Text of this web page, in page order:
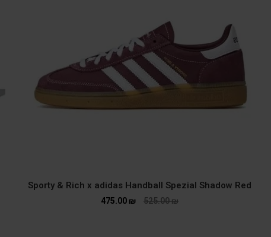
Sporty & Rich x adidas Handball Spezial Shadow Red
525.00₪
475.00 ₪